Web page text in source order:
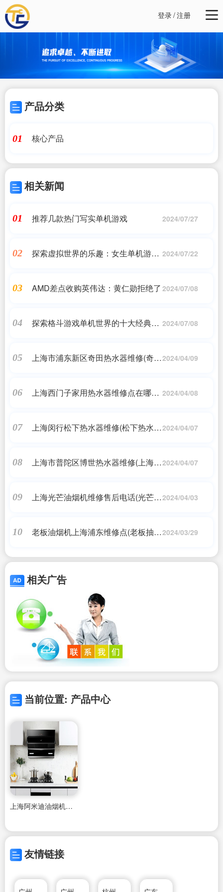
登录/注册
产品分类
01 核心产品
相关新闻
01 推荐几款热门写实单机游戏 2024/07/27
02
探索虚拟世界的乐趣：女生单机游戏 2024/07/22
03 AMD差点收购英伟达：黄仁勋拒绝了 2024/07/08
04
探索格斗游戏单机世界的十大经典之 2024/07/08
05
上海市浦东新区奇田热水器维修(奇田 2024/04/09
06
上海西门子家用热水器维修点在哪里 2024/04/08
07
上海闵行松下热水器维修(松下热水器 2024/04/07
08
上海市普陀区博世热水器维修(上海博 2024/04/07
09
上海光芒油烟机维修售后电话(光芒热 2024/04/03
10
老板油烟机上海浦东维修点(老板抽油 2024/03/29
相关广告
当前位置: 产品中心
上海阿米迪油烟机维修
友情链接